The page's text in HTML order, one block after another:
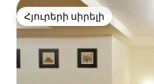
Հյուրերի սիրելի
Հյուրերի սիրելի